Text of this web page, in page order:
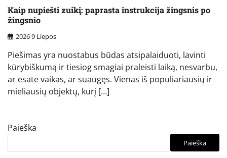
Kaip nupiešti zuikį: paprasta instrukcija žingsnis po
žingsnio
2026 9 Liepos
Piešimas yra nuostabus būdas atsipalaiduoti, lavinti
kūrybiškumą ir tiesiog smagiai praleisti laiką, nesvarbu,
ar esate vaikas, ar suaugęs. Vienas iš populiariausių ir
mieliausių objektų, kurį […]
Paieška
Paieška